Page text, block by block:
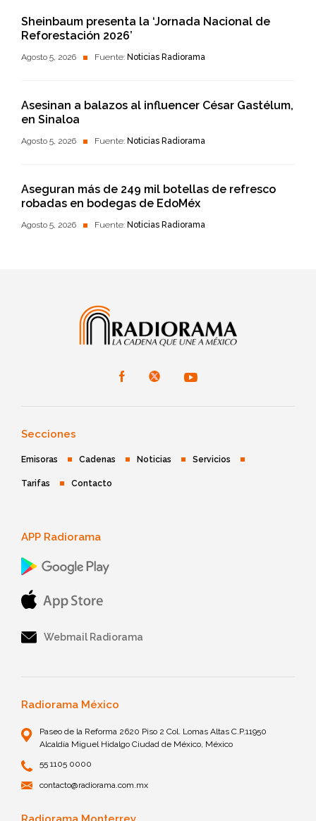
Sheinbaum presenta la ‘Jornada Nacional de
Reforestación 2026’
Agosto 5, 2026 Fuente: Noticias Radiorama
Asesinan a balazos al influencer César Gastélum,
en Sinaloa
Agosto 5, 2026 Fuente: Noticias Radiorama
Aseguran más de 249 mil botellas de refresco
robadas en bodegas de EdoMéx
Agosto 5, 2026 Fuente: Noticias Radiorama
Secciones
Emisoras Cadenas Noticias Servicios
Tarifas Contacto
APP Radiorama
Webmail Radiorama
Radiorama México
Paseo de la Reforma 2620 Piso 2 Col. Lomas Altas C.P.11950
Alcaldía Miguel Hidalgo Ciudad de México, México
55 1105 0000
contacto@radiorama.com.mx